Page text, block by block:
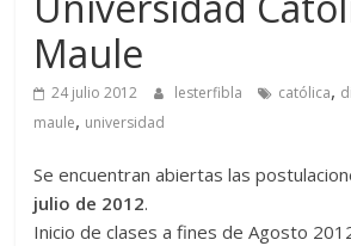
Maule
24 julio 2012 lesterfibla católica,
maule, universidad
Se encuentran abiertas las
julio de 2012.
Inicio de clases a fines de Agosto